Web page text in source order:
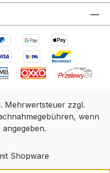
Mehrwertsteuer zzgl.
wenn
Shopware